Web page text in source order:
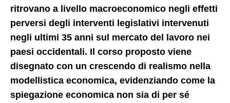
ritrovano a livello macroeconomico negli effetti
perversi degli interventi legislativi intervenuti
negli ultimi 35 anni sul mercato del lavoro nei
paesi occidentali. Il corso proposto viene
disegnato con un crescendo di realismo nella
modellistica economica, evidenziando come la
spiegazione economica non sia di per sé